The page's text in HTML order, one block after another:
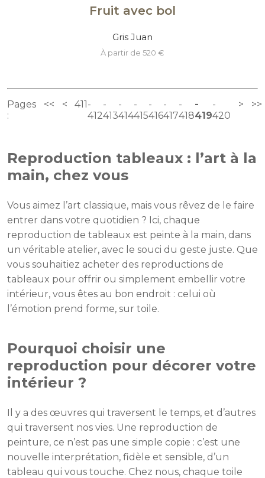
Fruit avec bol
Gris Juan
à partir de 520 €
Pages
:
<< <
411
412413414415416417418419420
> >>
Reproduction tableaux : l’art à la
main, chez vous
Vous aimez l’art classique, mais vous rêvez de le faire
entrer dans votre quotidien ? Ici, chaque
reproduction de tableaux est peinte à la main, dans
un véritable atelier, avec le souci du geste juste. Que
vous souhaitiez acheter des reproductions de
tableaux pour offrir ou simplement embellir votre
intérieur, vous êtes au bon endroit : celui où
l’émotion prend forme, sur toile.
Pourquoi choisir une
reproduction pour décorer votre
intérieur ?
Il y a des œuvres qui traversent le temps, et d’autres
qui traversent nos vies. Une reproduction de
peinture, ce n’est pas une simple copie : c’est une
nouvelle interprétation, fidèle et sensible, d’un
tableau qui vous touche. Chez nous, chaque toile